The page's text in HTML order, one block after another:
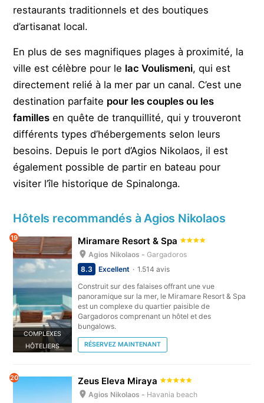
restaurants traditionnels et des boutiques
d’artisanat local.
En plus de ses magnifiques plages à proximité, la
ville est célèbre pour le lac Voulismeni, qui est
directement relié à la mer par un canal. C’est une
destination parfaite pour les couples ou les
familles en quête de tranquillité, qui y trouveront
différents types d’hébergements selon leurs
besoins. Depuis le port d’Agios Nikolaos, il est
également possible de partir en bateau pour
visiter l’île historique de Spinalonga.
Hôtels recommandés à Agios Nikolaos
COMPLEXES
HÔTELIERS
19 Miramare Resort & Spa
Agios Nikolaos -Gargadoros
8.3
Excellent
1.514 avis
Construit sur des falaises offrant une vue
panoramique sur la mer, le Miramare Resort & Spa
est un complexe du quartier paisible de
Gargadoros comprenant un hôtel et des
bungalows.
RÉSERVEZ MAINTENANT
20 Zeus Eleva Miraya
Agios Nikolaos - Havania beach